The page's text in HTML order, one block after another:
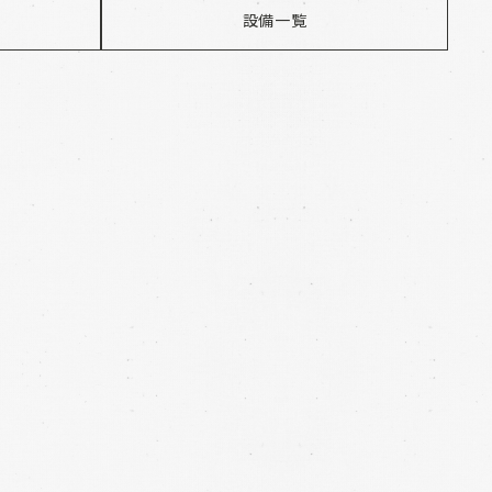
設備一覧​​​​​​​